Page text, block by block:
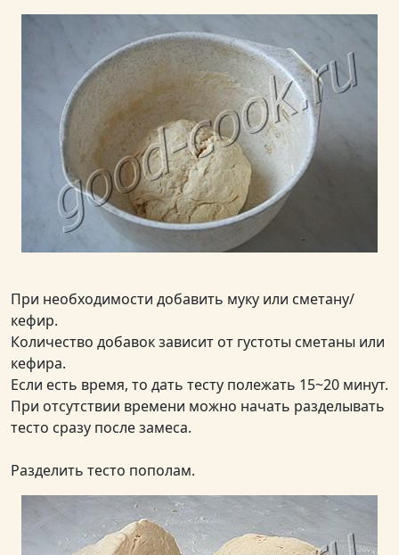
При необходимости добавить муку или сметану/
кефир.
Количество добавок зависит от густоты сметаны или
кефира.
Если есть время, то дать тесту полежать 15~20 минут.
При отсутствии времени можно начать разделывать
тесто сразу после замеса.
Разделить тесто пополам.